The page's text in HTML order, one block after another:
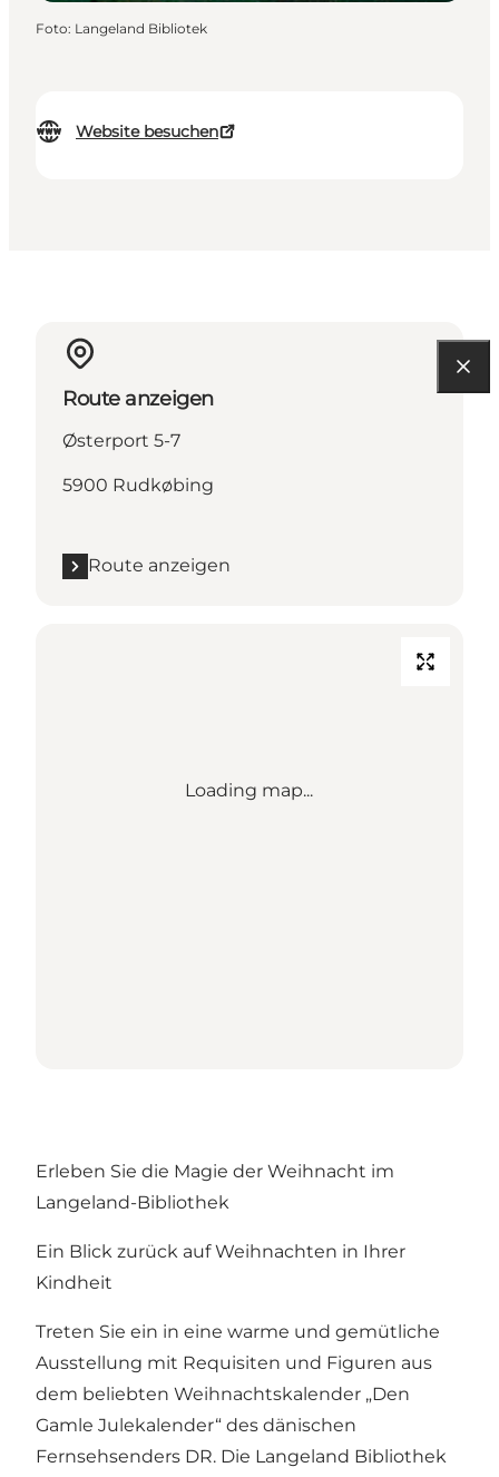
Website besuchen
Foto: Langeland Bibliotek
Route anzeigen
Østerport 5-7
5900 Rudkøbing
Route anzeigen
Loading map...
Erleben Sie die Magie der Weihnacht im
Langeland-Bibliothek
Ein Blick zurück auf Weihnachten in Ihrer
Kindheit
Treten Sie ein in eine warme und gemütliche
Ausstellung mit Requisiten und Figuren aus
dem beliebten Weihnachtskalender „Den
Gamle Julekalender“ des dänischen
Fernsehsenders DR. Die Langeland Bibliothek